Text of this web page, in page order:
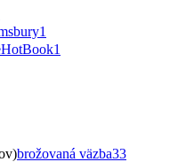
1
1
brožovaná väzba33